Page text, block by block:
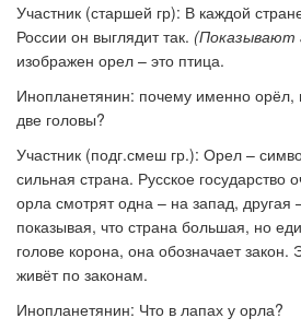
Участник (старшей гр): В каждой
России он выглядит так. (Показывают
изображен орел – это птица.
Инопланетянин: почему именно орёл,
две головы?
Участник (подг.смеш гр.): Орел –
сильная страна. Русское государство
орла смотрят одна – на запад, другая
показывая, что страна большая, но
голове корона, она обозначает закон.
живёт по законам.
Инопланетянин: Что в лапах у орла?